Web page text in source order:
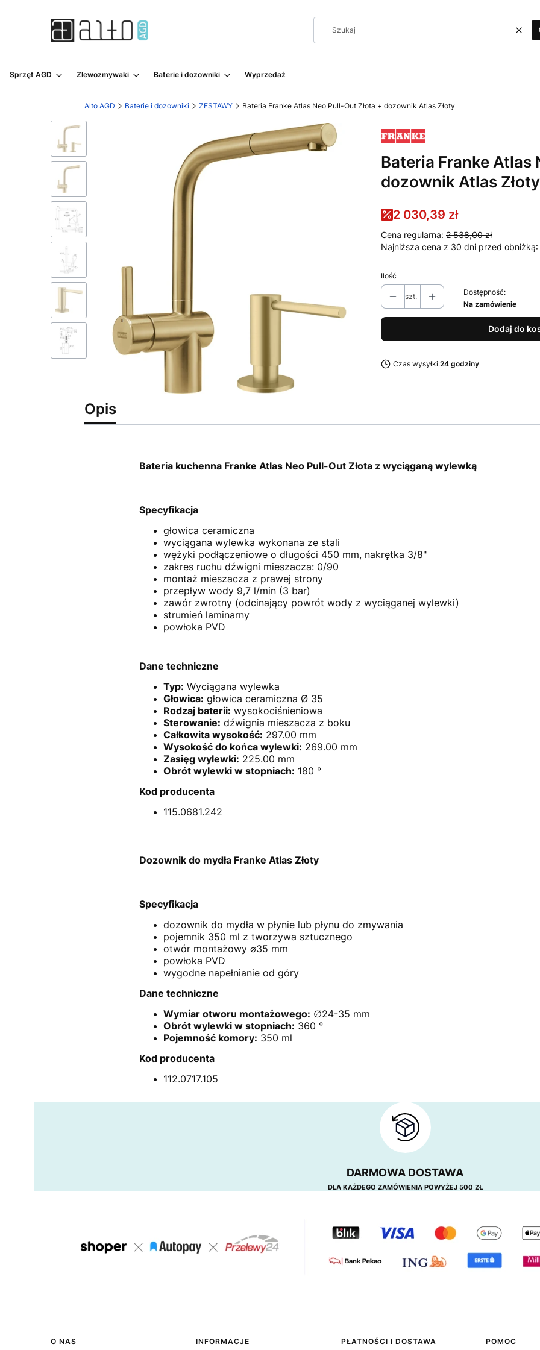
Sprzęt AGD Zlewozmywaki Baterie i dozowniki Wyprzedaż
Alto AGD Baterie i dozowniki ZESTAWY Bateria Franke Atlas Neo Pull-Out Złota + dozownik Atlas Złoty
Bateria Franke Atlas
dozownik Atlas Złoty
2 030,39 zł
Cena regularna: 2 538,00 zł
Najniższa cena z 30 dni przed obniżką:
Ilość
szt.
Dostępność:
Na zamówienie
Dodaj do
Czas wysyłki:24 godziny
Opis
Bateria kuchenna Franke Atlas Neo Pull-Out Złota z wyciąganą wylewką
Specyfikacja
głowica ceramiczna
wyciągana wylewka wykonana ze stali
wężyki podłączeniowe o długości 450 mm, nakrętka 3/8"
zakres ruchu dźwigni mieszacza: 0/90
montaż mieszacza z prawej strony
przepływ wody 9,7 l/min (3 bar)
zawór zwrotny (odcinający powrót wody z wyciąganej wylewki)
strumień laminarny
powłoka PVD
Dane techniczne
Typ: Wyciągana wylewka
Głowica: głowica ceramiczna Ø 35
Rodzaj baterii: wysokociśnieniowa
Sterowanie: dźwignia mieszacza z boku
Całkowita wysokość: 297.00 mm
Wysokość do końca wylewki: 269.00 mm
Zasięg wylewki: 225.00 mm
Obrót wylewki w stopniach: 180 °
Kod producenta
115.0681.242
Dozownik do mydła Franke Atlas Złoty
Specyfikacja
dozownik do mydła w płynie lub płynu do zmywania
pojemnik 350 ml z tworzywa sztucznego
otwór montażowy ⌀35 mm
powłoka PVD
wygodne napełnianie od góry
Dane techniczne
Wymiar otworu montażowego: ∅24-35 mm
Obrót wylewki w stopniach: 360 °
Pojemność komory: 350 ml
Kod producenta
112.0717.105
DARMOWA DOSTAWA
DLA KAŻDEGO ZAMÓWIENIA POWYŻEJ 500 ZŁ
Linki w stopce
O NAS INFORMACJE PŁATNOŚCI I DOSTAWA POMOC